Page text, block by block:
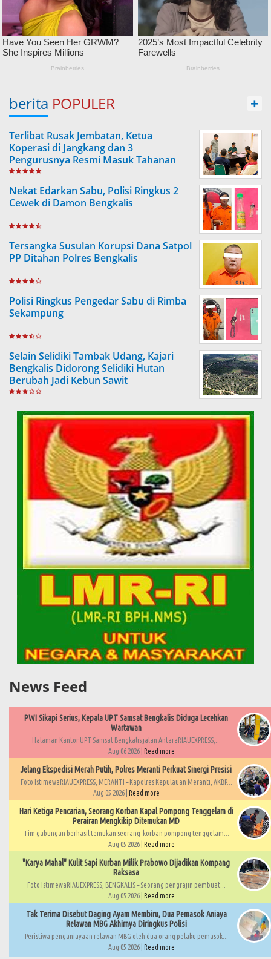
berita POPULER +
Terlibat Rusak Jembatan, Ketua
Koperasi di Jangkang dan 3
Pengurusnya Resmi Masuk Tahanan
Jaksa
Nekat Edarkan Sabu, Polisi Ringkus 2
Cewek di Damon Bengkalis
Tersangka Susulan Korupsi Dana Satpol
PP Ditahan Polres Bengkalis
Polisi Ringkus Pengedar Sabu di Rimba
Sekampung
Selain Selidiki Tambak Udang, Kajari
Bengkalis Didorong Selidiki Hutan
Berubah Jadi Kebun Sawit
News Feed
PWI Sikapi Serius, Kepala UPT Samsat Bengkalis Diduga Lecehkan
Wartawan
Halaman Kantor UPT Samsat Bengkalis jalan AntaraRIAUEXPRESS,...
Aug 06 2026 | Read more
Jelang Ekspedisi Merah Putih, Polres Meranti Perkuat Sinergi Presisi
Foto IstimewaRIAUEXPRESS, MERANTI – Kapolres Kepulauan Meranti, AKBP...
Aug 05 2026 | Read more
Hari Ketiga Pencarian, Seorang Korban Kapal Pompong Tenggelam di
Perairan Mengkikip Ditemukan MD
Tim gabungan berhasil temukan seorang korban pompong tenggelam...
Aug 05 2026 | Read more
"Karya Mahal" Kulit Sapi Kurban Milik Prabowo Dijadikan Kompang
Raksasa
Foto IstimewaRIAUEXPRESS, BENGKALIS – Seorang pengrajin pembuat...
Aug 05 2026 | Read more
Tak Terima Disebut Daging Ayam Membiru, Dua Pemasok Aniaya
Relawan MBG Akhirnya Diringkus Polisi
Peristiwa penganiayaan relawan MBG oleh dua orang pelaku pemasok...
Aug 05 2026 | Read more